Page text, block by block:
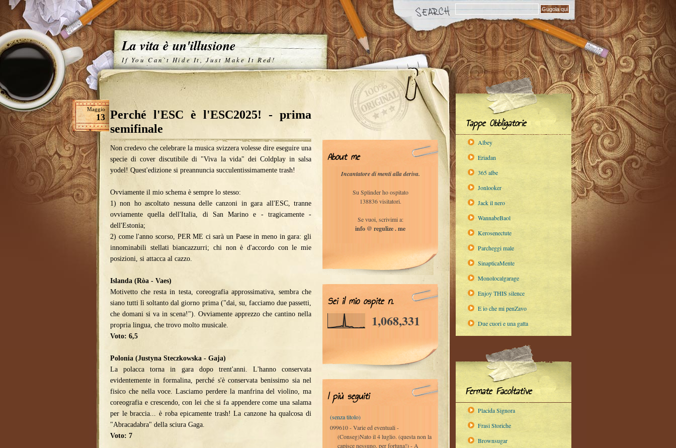
La vita è un'illusione
If You Can't Hide It, Just Make It Red!
Maggio
13 Perché l'ESC è l'ESC2025! - prima
semifinale
Non credevo che celebrare la musica svizzera volesse dire eseguire una
specie di cover discutibile di "Viva la vida" dei Coldplay in salsa
yodel! Quest'edizione si preannuncia succulentissimamente trash!
Ovviamente il mio schema è sempre lo stesso:
1) non ho ascoltato nessuna delle canzoni in gara all'ESC, tranne
ovviamente quella dell'Italia, di San Marino e - tragicamente -
dell'Estonia;
2) come l'anno scorso, PER ME ci sarà un Paese in meno in gara: gli
innominabili stellati biancazzurri; chi non è d'accordo con le mie
posizioni, si attacca al cazzo.
Islanda (Ròa - Vaes)
Motivetto che resta in testa, coreografia approssimativa, sembra che
siano tutti lì soltanto dal giorno prima ("dai, su, facciamo due passetti,
che domani si va in scena!"). Ovviamente apprezzo che cantino nella
propria lingua, che trovo molto musicale.
Voto: 6,5
Polonia (Justyna Steczkowska - Gaja)
La polacca torna in gara dopo trent'anni. L'hanno conservata
evidentemente in formalina, perché s'è conservata benissimo sia nel
fisico che nella voce. Lasciamo perdere la manfrina del violino, ma
coreografia e crescendo, con lei che si fa appendere come una salama
per le braccia... è roba epicamente trash! La canzone ha qualcosa di
"Abracadabra" della sciura Gaga.
Voto: 7
Tappe Obbligatorie
Albey
Eriadan
365 albe
Jonlooker
Jack il nero
WannabeBaol
Kerosenectute
Parcheggi male
SinapticaMente
Monolocalgarage
Enjoy THIS silence
E io che mi penZavo
Due cuori e una gatta
Fermate Facoltative
Placida Signora
Frasi Storiche
Brownsugar
About me
Incantatore di menti alla deriva.
Su Splinder ho ospitato
138836 visitatori.
Se vuoi, scrivimi a:
info @ regulize . me
Sei il mio ospite n.
1,068,331
I più seguiti
(senza titolo)
099610 - Varie ed eventuali -
(Conseg)Nato il 4 luglio. (questa non la
capisce nessuno, per fortuna!) - A